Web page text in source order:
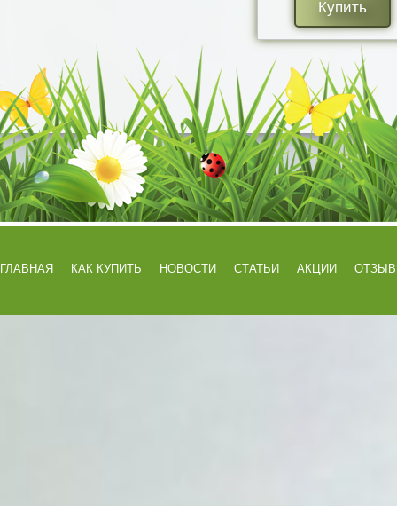
Купить
ГЛАВНАЯ КАК КУПИТЬ НОВОСТИ СТАТЬИ АКЦИИ